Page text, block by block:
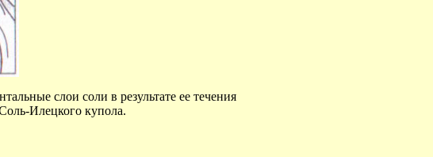
слои соли в результате ее течения
Илецкого купола.